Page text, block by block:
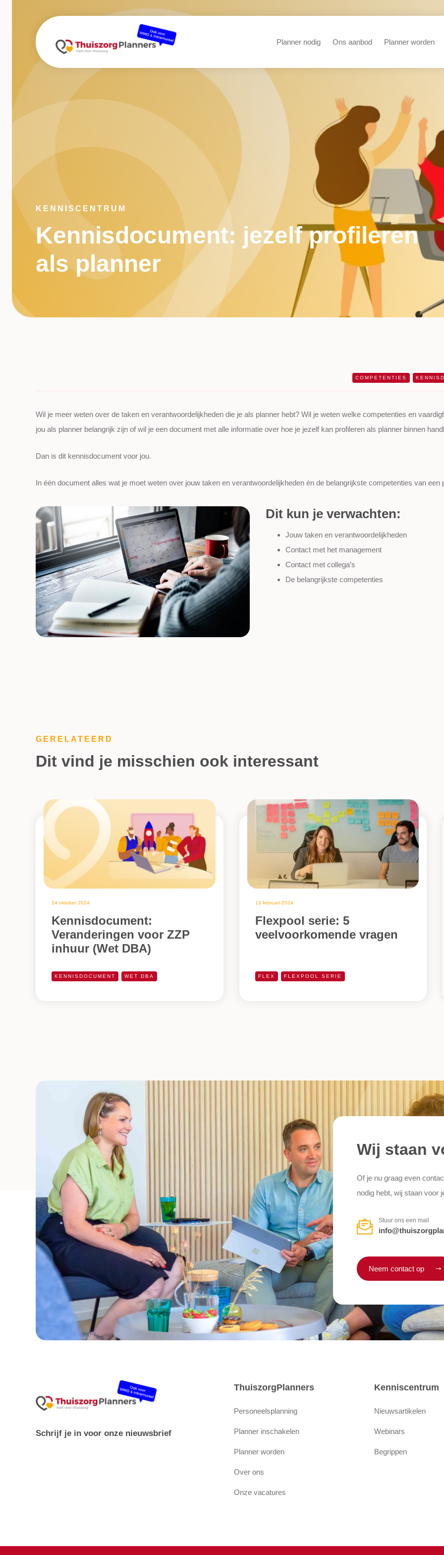
Planner nodig Ons aanbod Planner worden
KENNISCENTRUM
Kennisdocument: jezelf profileren
als planner
COMPETENTIES
Wil je meer weten over de taken en verantwoordelijkheden die je als planner hebt? Wil je weten welke competenties en
jou als planner belangrijk zijn of wil je een document met alle informatie over hoe je jezelf kan profileren als planner binnen
Dan is dit kennisdocument voor jou.
In één document alles wat je moet weten over jouw taken en verantwoordelijkheden én de belangrijkste competenties van een
Dit kun je verwachten:
Jouw taken en verantwoordelijkheden
Contact met het management
Contact met collega’s
De belangrijkste competenties
GERELATEERD
Dit vind je misschien ook interessant
24 oktober 2024
Kennisdocument:
Veranderingen voor ZZP
inhuur (Wet DBA)
KENNISDOCUMENT WET DBA
13 februari 2024
Flexpool serie: 5
veelvoorkomende vragen
FLEX FLEXPOOL SERIE
Wij staan
Of je nu graag even
nodig hebt, wij staan voor
Stuur ons een mail
Neem contact op
Schrijf je in voor onze nieuwsbrief
ThuiszorgPlanners
Personeelsplanning
Planner inschakelen
Planner worden
Over ons
Onze vacatures
Kenniscentrum
Nieuwsartikelen
Webinars
Begrippen